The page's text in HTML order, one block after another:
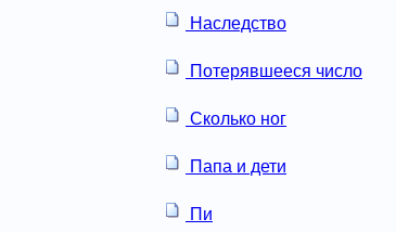
Наследство
Потерявшееся число
Сколько ног
Папа и дети
Пи